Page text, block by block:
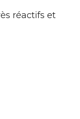
réactifs et